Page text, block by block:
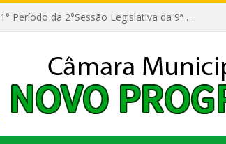
11ª Reunião Ordinária do 1° Período da 2°Sessão Legislativa da 9ª Legislatura do Poder Legislativo